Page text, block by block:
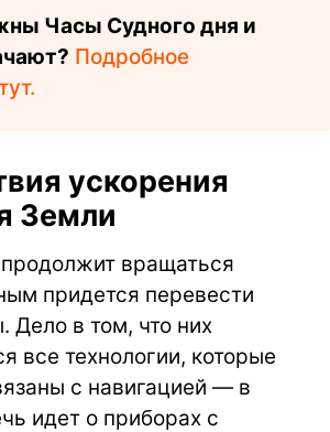
Часы Судного дня и
Подробное
ускорения
Земли
вращаться
придется перевести
Дело в том, что них
все технологии, которые
с навигацией — в
идет о приборах с